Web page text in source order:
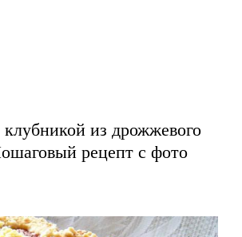
клубникой из дрожжевого
рецепт с фото